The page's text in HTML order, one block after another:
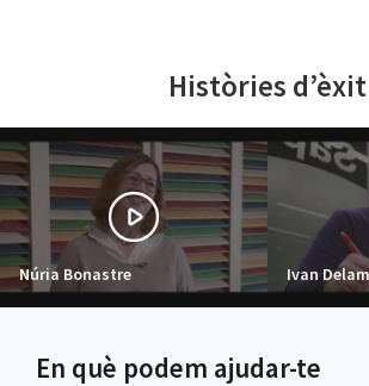
Històries d’èxit
Núria Bonastre Ivan
En què podem ajudar-te